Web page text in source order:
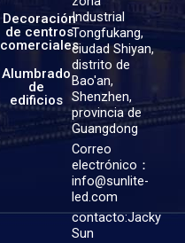
Decoración
de centros
comerciales
Alumbrado
de
edificios
Industrial
Tongfukang,
ciudad Shiyan,
distrito de
Bao'an,
Shenzhen,
provincia de
Guangdong
Correo
electrónico：
info@sunlite-
led.com
contacto:Jacky
Sun